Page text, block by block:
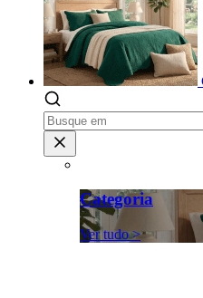
Categoria
Ver tudo >